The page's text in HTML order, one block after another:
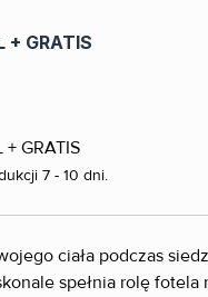
+ GRATIS
7 - 10 dni.
ciała podczas
spełnia rolę fotela